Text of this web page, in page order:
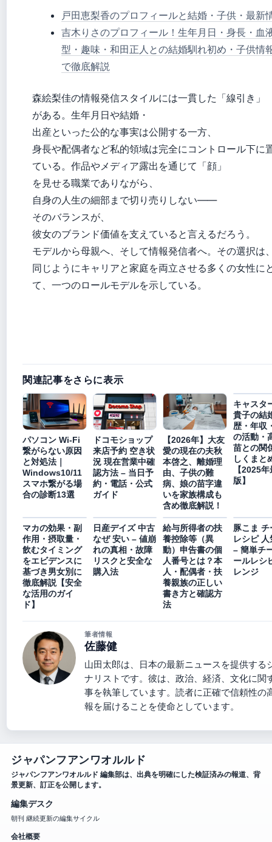
戸田恵梨香のプロフィールと結婚・子供・最新
吉木りさのプロフィール！生年月日・身長・血
型・趣味・和田正人との結婚馴れ初め・子供情
で徹底解説
森絵梨佳の情報発信スタイルには一貫した「線引き」
がある。生年月日や結婚・
出産といった公的な事実は公開する一方、
身長や配偶者など私的領域は完全にコントロール下に
ている。作品やメディア露出を通じて「顔」
を見せる職業でありながら、
自身の人生の細部まで切り売りしない——
そのバランスが、
彼女のブランド価値を支えていると言えるだろう。
モデルから母親へ、そして情報発信者へ。その選択は
同じようにキャリアと家庭を両立させる多くの女性に
て、一つのロールモデルを示している。
関連記事をさらに表示
パソコン Wi-Fi
繋がらない原因
と対処法｜
Windows10/11
スマホ繋がる場
合の診断13選
ドコモショップ
来店予約 空き状
況 現在営業中確
認方法 – 当日予
約・電話・公式
ガイド
【2026年】大友
愛の現在の夫秋
本啓之、離婚理
由、子供の難
病、娘の苗字違
いを家族構成も
含め徹底解説！
キャスタ
貴子の結
歴・年収
の活動・
苗との関
しくまと
【2025
版】
マカの効果・副
作用・摂取量・
飲むタイミング
をエビデンスに
基づき男女別に
徹底解説【安全
な活用のガイ
ド】
日産デイズ 中古
なぜ 安い – 値崩
れの真相・故障
リスクと安全な
購入法
給与所得者の扶
養控除等（異
動）申告書の個
人番号とは？本
人・配偶者・扶
養親族の正しい
書き方と確認方
法
豚こま チ
レシピ
– 簡単チ
ールレシ
レンジ
筆者情報
佐藤健
山田太郎は、日本の最新ニュースを提供する
ナリストです。彼は、政治、経済、文化に関
事を執筆しています。読者に正確で信頼性の
報を届けることを使命としています。
ジャパンフアンワオルルド
ジャパンフアンワオルルド 編集部は、出典を明確にした検証済みの報道、背
景更新、訂正を公開します。
編集デスク
朝刊 継続更新の編集サイクル
会社概要